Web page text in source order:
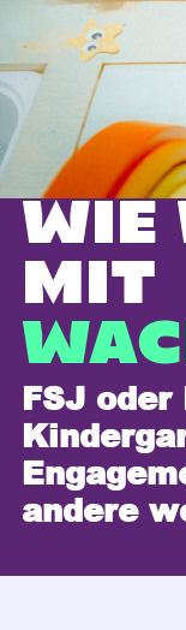
WIE
MIT
FSJ oder
andere